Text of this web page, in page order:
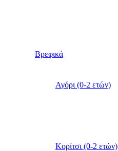
Βρεφικά
Αγόρι (0-2 ετών)
Κορίτσι (0-2 ετών)